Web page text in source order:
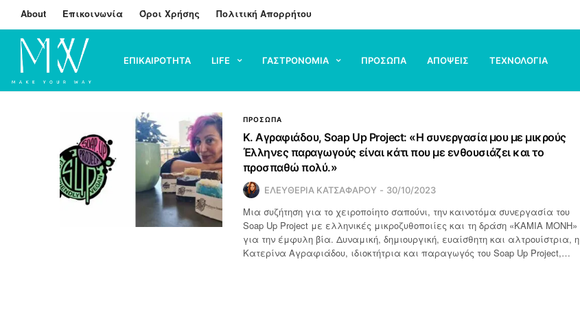
About Επικοινωνία Όροι Χρήσης Πολιτική Απορρήτου
ΕΠΙΚΑΙΡΟΤΗΤΑ LIFE ΓΑΣΤΡΟΝΟΜΙΑ ΠΡΟΣΩΠΑ ΑΠΟΨΕΙΣ ΤΕΧΝΟΛΟΓΙΑ
ΠΡΟΣΩΠΑ
Κ. Αγραφιάδου, Soap Up Project: «Η συνεργασία μου με μικρούς
Έλληνες παραγωγούς είναι κάτι που με ενθουσιάζει και το
προσπαθώ πολύ.»
ΕΛΕΥΘΕΡΙΑ ΚΑΤΣΑΦΑΡΟΥ 30/10/2023
Μια συζήτηση για το χειροποίητο σαπούνι, την καινοτόμα συνεργασία του
Soap Up Project με ελληνικές μικροζυθοποιίες και τη δράση «ΚΑΜΙΑ ΜΟΝΗ»
για την έμφυλη βία. Δυναμική, δημιουργική, ευαίσθητη και αλτρουίστρια, η
Κατερίνα Αγραφιάδου, ιδιοκτήτρια και παραγωγός του Soap Up Project,…